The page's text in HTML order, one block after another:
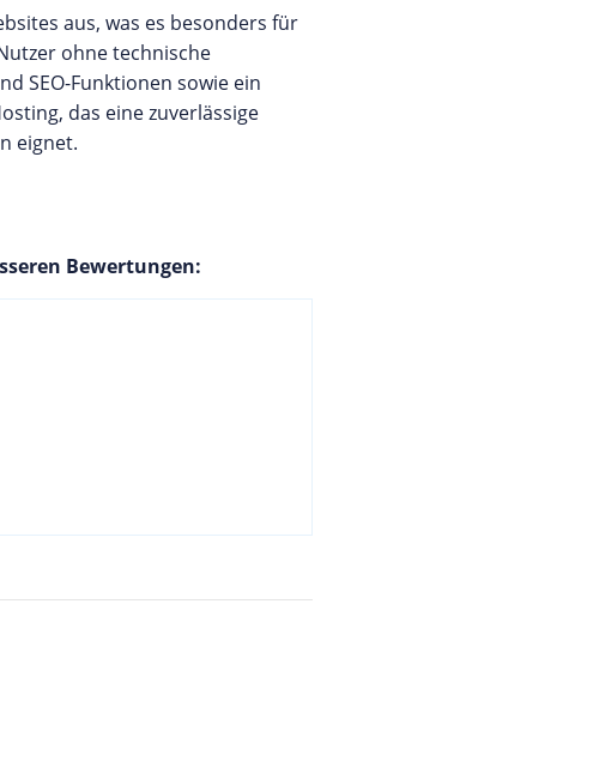
aus, was es besonders für
ohne technische
SEO-Funktionen sowie ein
das eine zuverlässige
eignet.
Bewertungen: